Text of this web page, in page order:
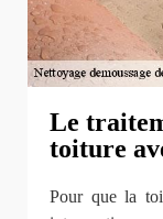
Le
toiture
Pour que la